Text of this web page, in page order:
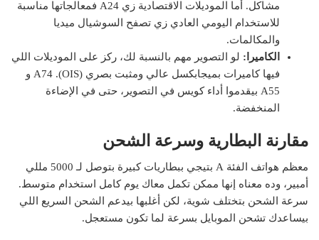
مشاكل. أما الموديلات الاقتصادية زي A24 فمعالجاتها مناسبة
للاستخدام اليومي العادي زي تصفح السوشيال ميديا
والمكالمات.
الكاميرا: لو التصوير مهم بالنسبة لك، ركز على الموديلات اللي
فيها كاميرات بميجابكسل عالي ومثبت بصري (OIS). A74 و
A55 بيقدموا أداء كويس في التصوير، حتى في الإضاءة
المنخفضة.
مقارنة البطارية وسرعة الشحن
معظم هواتف الفئة A بتيجي ببطاريات كبيرة بتوصل لـ 5000 مللي
أمبير، وده معناه إنها ممكن تكمل معاك يوم كامل استخدام متوسط.
سرعة الشحن بتختلف شوية، لكن أغلبها بيدعم الشحن السريع اللي
بيساعدك تشحن الموبايل بسرعة لما تكون مستعجل.